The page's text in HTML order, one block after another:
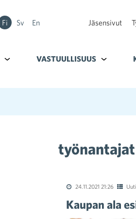
Fi Sv En Jäsensivut
Alavalikko kohteelle Tavoitteet
VASTUULLISUUS
työnantajat
24.11.2021 21:26
Kaupan ala